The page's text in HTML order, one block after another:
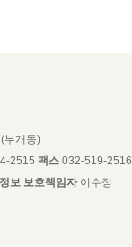
부개동)
2515 팩스 032-519-2516
보 보호책임자이수정